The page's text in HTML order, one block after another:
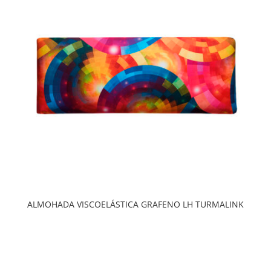
ALMOHADA VISCOELÁSTICA GRAFENO LH TURMALINK